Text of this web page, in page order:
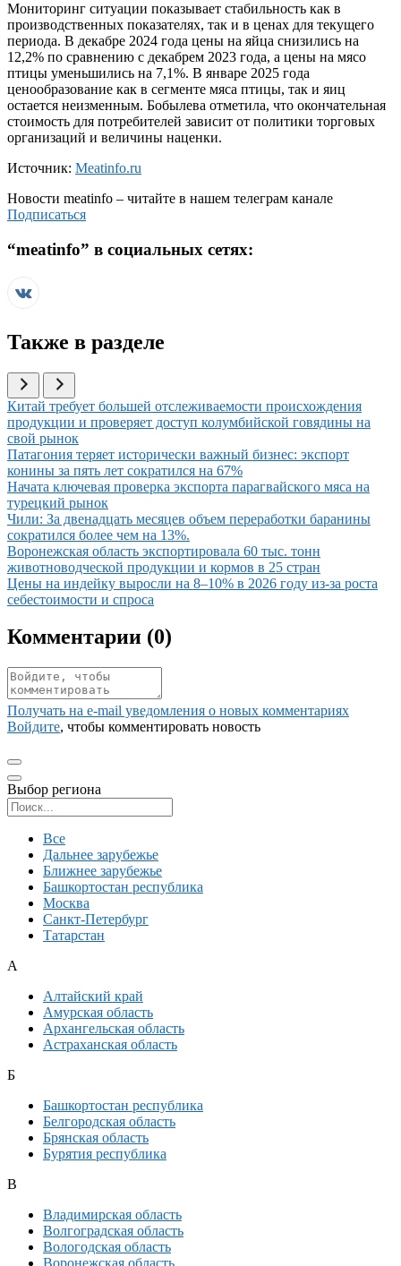
Мониторинг ситуации показывает стабильность как в
производственных показателях, так и в ценах для текущего
периода. В декабре 2024 года цены на яйца снизились на
12,2% по сравнению с декабрем 2023 года, а цены на мясо
птицы уменьшились на 7,1%. В январе 2025 года
ценообразование как в сегменте мяса птицы, так и яиц
остается неизменным. Бобылева отметила, что окончательная
стоимость для потребителей зависит от политики торговых
организаций и величины наценки.
Источник: Meatinfo.ru
Новости meatinfo – читайте в нашем телеграм канале
Подписаться
“meatinfo” в социальных сетях:
Также в разделе
Иллюстрация новости
Китай требует большей отслеживаемости происхождения
продукции и проверяет доступ колумбийской говядины на
свой рынок
Иллюстрация новости
Патагония теряет исторически важный бизнес: экспорт
конины за пять лет сократился на 67%
Иллюстрация новости
Начата ключевая проверка экспорта парагвайского мяса на
турецкий рынок
Иллюстрация новости
Чили: За двенадцать месяцев объем переработки баранины
сократился более чем на 13%.
Иллюстрация новости
Воронежская область экспортировала 60 тыс. тонн
животноводческой продукции и кормов в 25 стран
Иллюстрация новости
Цены на индейку выросли на 8–10% в 2026 году из-за роста
себестоимости и спроса
Комментарии (0)
Получать на e‑mail уведомления о новых комментариях
Войдите, чтобы комментировать новость
Выбор региона
Все
Дальнее зарубежье
Ближнее зарубежье
Башкортостан республика
Москва
Санкт-Петербург
Татарстан
А
Алтайский край
Амурская область
Архангельская область
Астраханская область
Б
Башкортостан республика
Белгородская область
Брянская область
Бурятия республика
В
Владимирская область
Волгоградская область
Вологодская область